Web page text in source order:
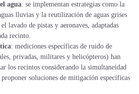
agua: se implementan estrategias como la
lluvias y la reutilización de aguas grises
lavado de pistas y aeronaves, adaptadas
recinto.
: mediciones específicas de ruido de
privadas, militares y helicópteros) han
los recintos considerando la simultaneidad
proponer soluciones de mitigación específicas​